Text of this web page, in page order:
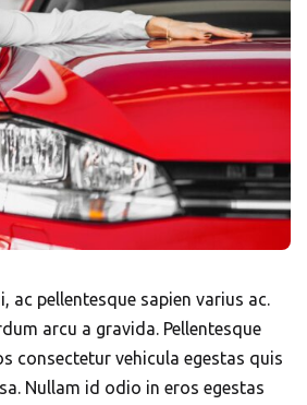
ac pellentesque sapien varius ac.
arcu a gravida. Pellentesque
consectetur vehicula egestas quis
Nullam id odio in eros egestas